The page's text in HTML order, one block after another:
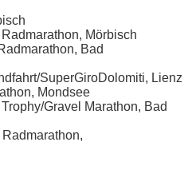
Mörbisch
Bad
SuperGiroDolomiti, Lienz
Mondsee
Gravel Marathon, Bad